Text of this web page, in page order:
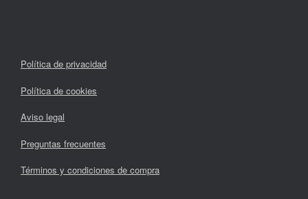
Política de privacidad
Política de cookies
Aviso legal
Preguntas frecuentes
Términos y condiciones de compra